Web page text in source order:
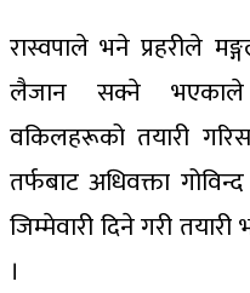
रास्वपाले भने प्रहरीले
लैजान सक्ने भएकाले
वकिलहरूको तयारी
तर्फबाट अधिवक्ता
जिम्मेवारी दिने गरी
।